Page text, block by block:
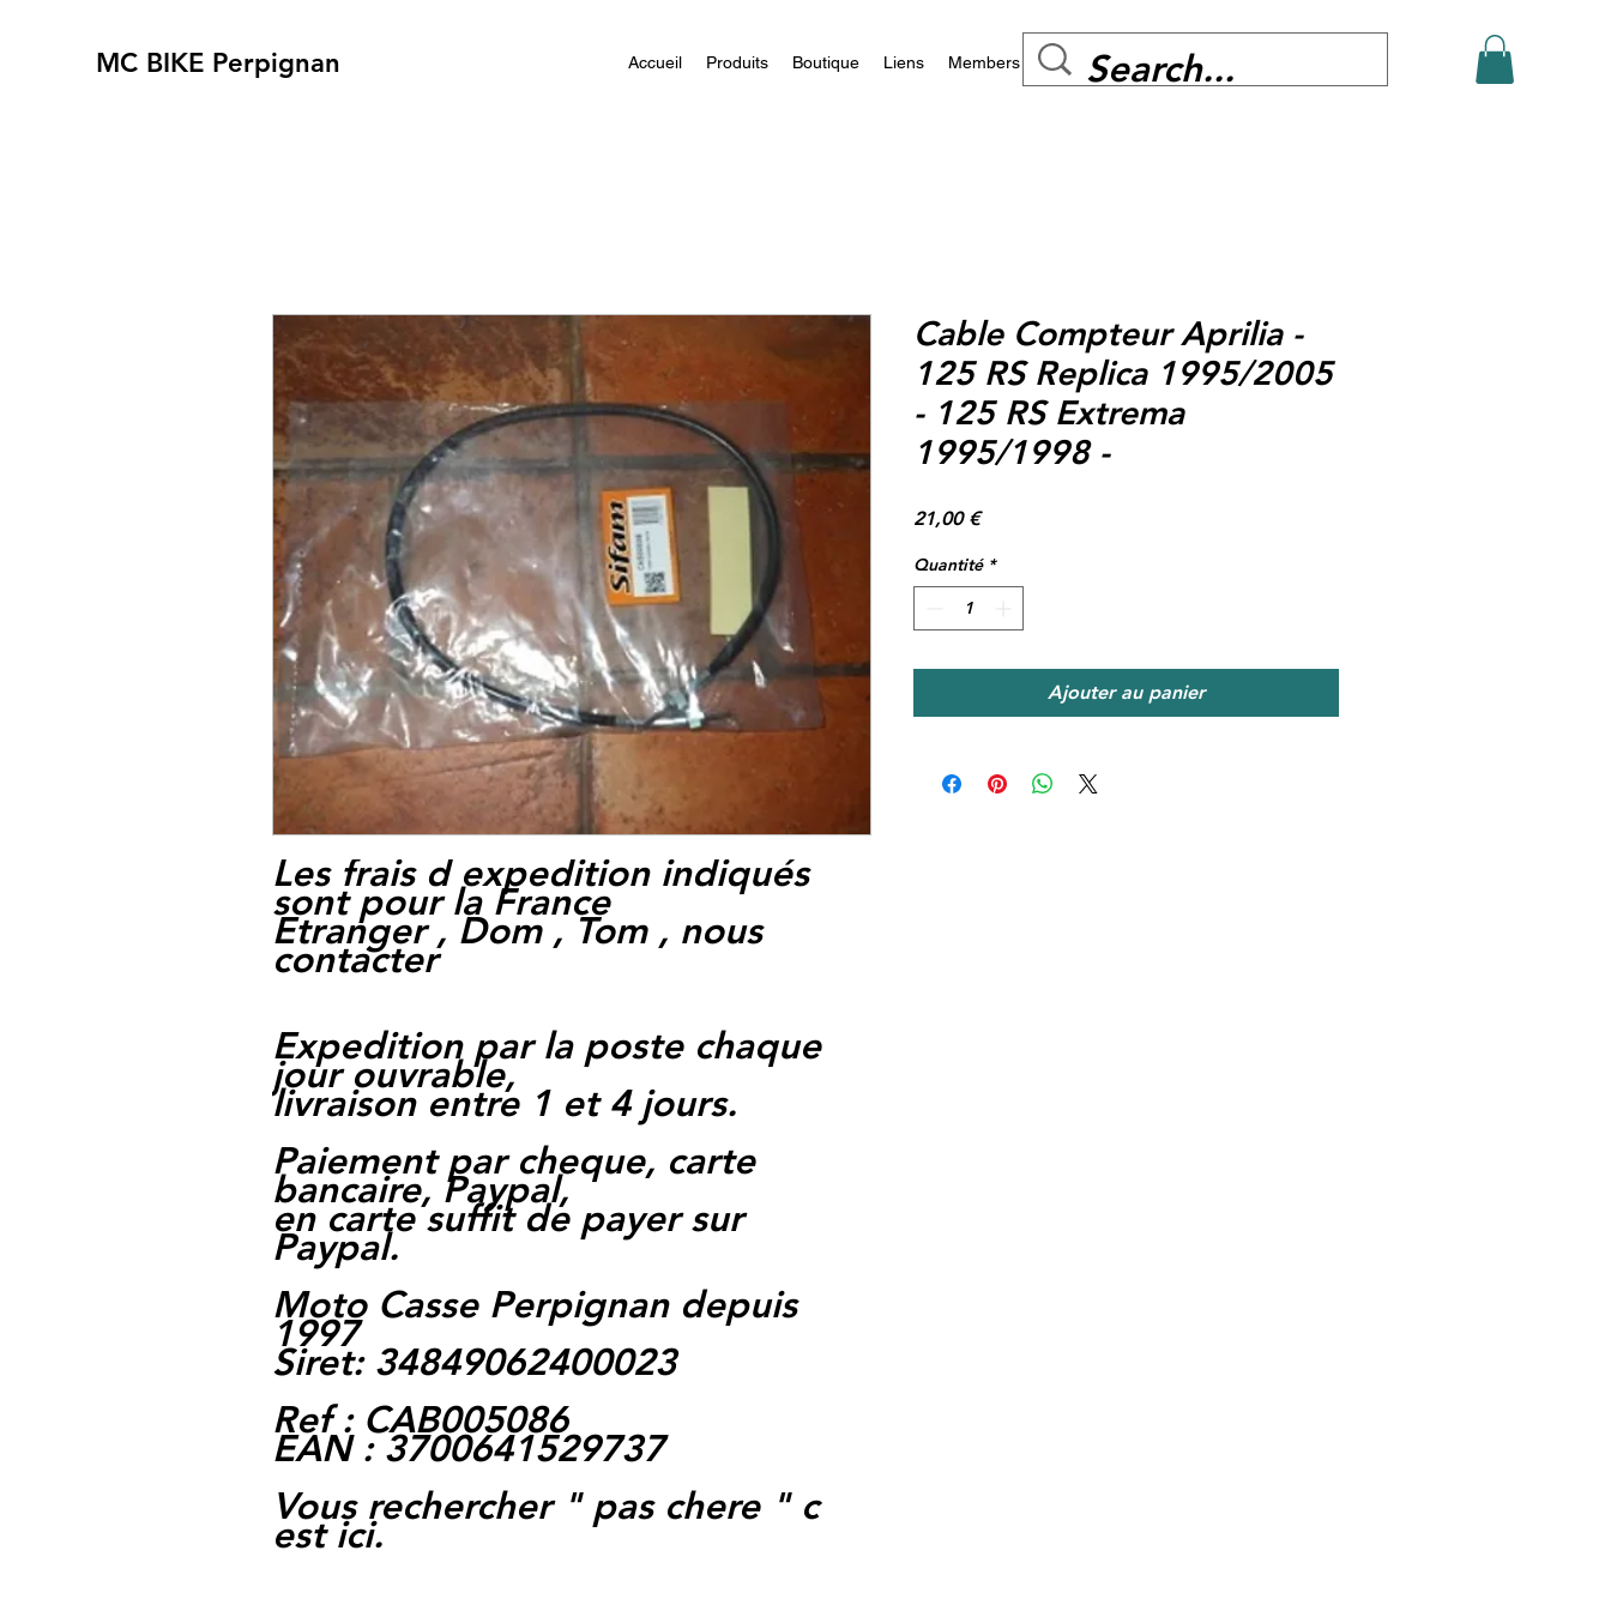
MC BIKE Perpignan Accueil Produits Boutique Liens Members
Les frais d expedition indiqués
sont pour la France
Etranger , Dom , Tom , nous
contacter
Expedition par la poste chaque
jour ouvrable,
livraison entre 1 et 4 jours.
Paiement par cheque, carte
bancaire, Paypal,
en carte suffit de payer sur
Paypal.
Moto Casse Perpignan depuis
1997
Siret: 34849062400023
Ref : CAB005086
EAN : 3700641529737
Vous rechercher " pas chere " c
est ici.
Cable Compteur Aprilia -
125 RS Replica 1995/2005
- 125 RS Extrema
1995/1998 -
21,00 €Prix
Quantité *
Ajouter au panier